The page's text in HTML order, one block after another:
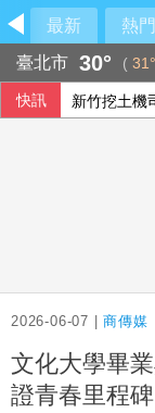
最新 熱門
臺北市 30° ( 31°
快訊 新竹挖土機
2026-06-07 |商傳媒
文化大學畢
證青春里程碑